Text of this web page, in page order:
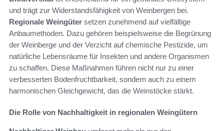
und trägt zur Widerstandsfähigkeit von Weinbergen bei.
Regionale Weingüter setzen zunehmend auf vielfältige
Anbaumethoden. Dazu gehören beispielsweise die Begrünung
der Weinberge und der Verzicht auf chemische Pestizide, um
natürliche Lebensräume für Insekten und andere Organismen
zu schaffen. Diese Maßnahmen führen nicht nur zu einer
verbesserten Bodenfruchtbarkeit, sondern auch zu einem
harmonischen Gleichgewicht, das die Weinstöcke stärkt.
Die Rolle von Nachhaltigkeit in regionalen Weingütern